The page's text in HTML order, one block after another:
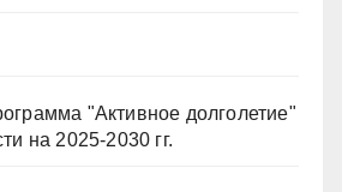
"Активное долголетие"
на 2025-2030 гг.